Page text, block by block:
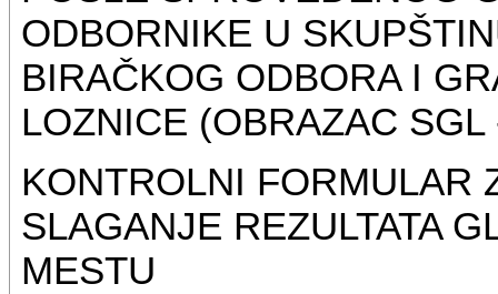
ODBORNIKE U
BIRAČKOG ODBORA I
LOZNICE (OBRAZAC SGL
KONTROLNI FORMULAR
SLAGANJE REZULTATA
MESTU